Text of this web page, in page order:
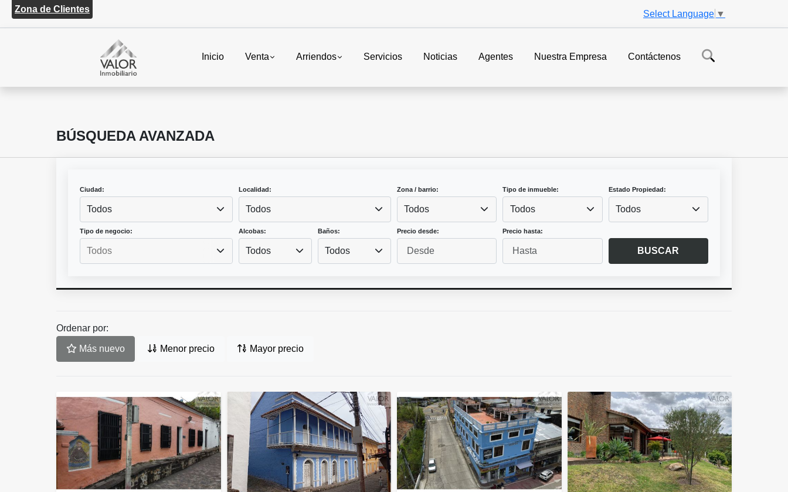
Zona de Clientes Select Language ▼
Inicio Venta Arriendos Servicios Noticias Agentes Nuestra Empresa Contáctenos
BÚSQUEDA AVANZADA
Ciudad:
Todos
Localidad:
Todos
Zona / barrio:
Todos
Tipo de inmueble:
Todos
Estado Propiedad:
Todos
Tipo de negocio: Alcobas:
Todos
Baños:
Todos
Precio desde: Precio hasta:
BUSCAR
Ordenar por:
Más nuevo Menor precio Mayor precio